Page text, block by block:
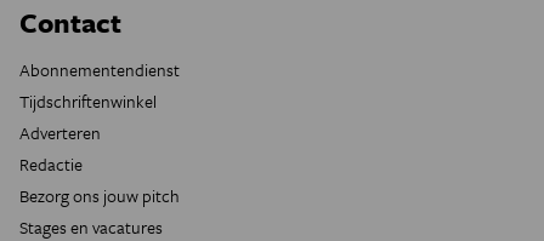
Contact
Abonnementendienst
Tijdschriftenwinkel
Adverteren
Redactie
Bezorg ons jouw pitch
Stages en vacatures